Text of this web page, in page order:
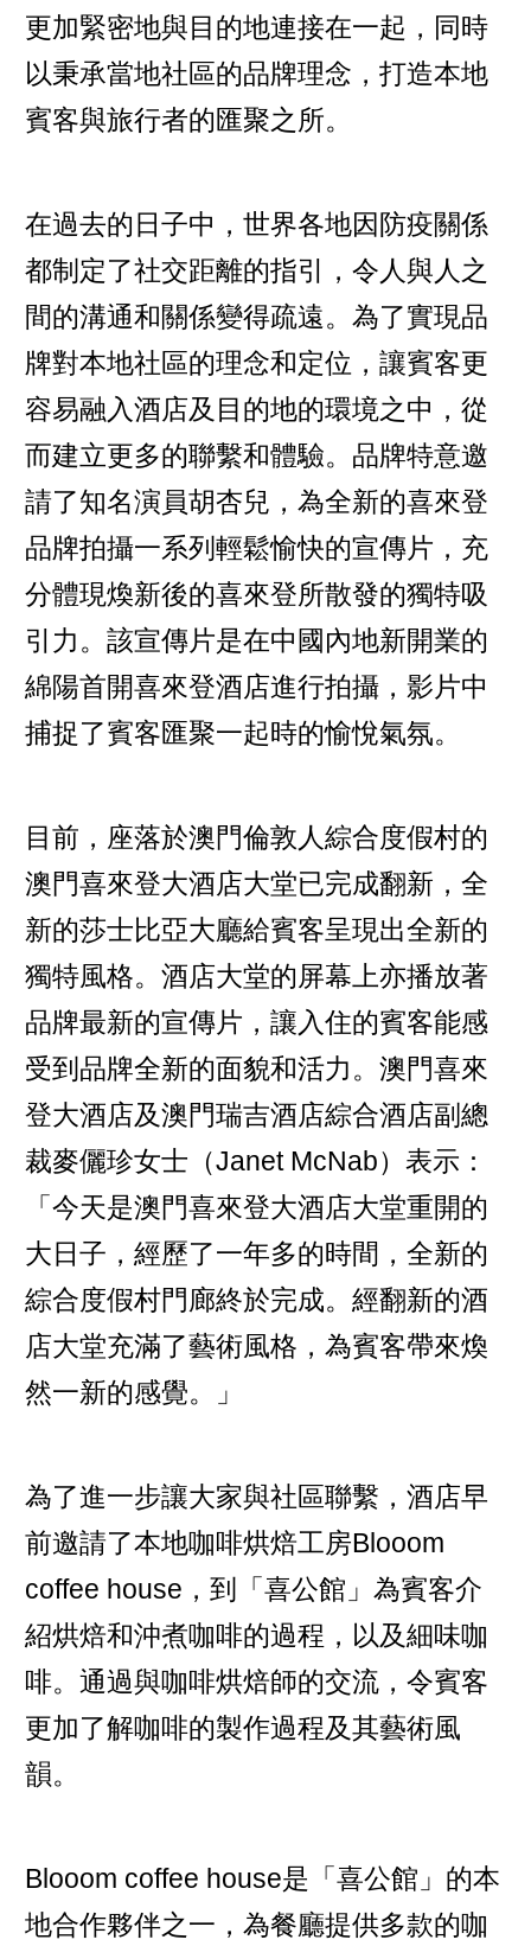
更加緊密地與目的地連接在一起，同時
以秉承當地社區的品牌理念，打造本地
賓客與旅行者的匯聚之所。
在過去的日子中，世界各地因防疫關係
都制定了社交距離的指引，令人與人之
間的溝通和關係變得疏遠。為了實現品
牌對本地社區的理念和定位，讓賓客更
容易融入酒店及目的地的環境之中，從
而建立更多的聯繫和體驗。品牌特意邀
請了知名演員胡杏兒，為全新的喜來登
品牌拍攝一系列輕鬆愉快的宣傳片，充
分體現煥新後的喜來登所散發的獨特吸
引力。該宣傳片是在中國內地新開業的
綿陽首開喜來登酒店進行拍攝，影片中
捕捉了賓客匯聚一起時的愉悅氣氛。
目前，座落於澳門倫敦人綜合度假村的
澳門喜來登大酒店大堂已完成翻新，全
新的莎士比亞大廳給賓客呈現出全新的
獨特風格。酒店大堂的屏幕上亦播放著
品牌最新的宣傳片，讓入住的賓客能感
受到品牌全新的面貌和活力。澳門喜來
登大酒店及澳門瑞吉酒店綜合酒店副總
裁麥儷珍女士（Janet McNab）表示：
「今天是澳門喜來登大酒店大堂重開的
大日子，經歷了一年多的時間，全新的
綜合度假村門廊終於完成。經翻新的酒
店大堂充滿了藝術風格，為賓客帶來煥
然一新的感覺。」
為了進一步讓大家與社區聯繫，酒店早
前邀請了本地咖啡烘焙工房Blooom
coffee house，到「喜公館」為賓客介
紹烘焙和沖煮咖啡的過程，以及細味咖
啡。通過與咖啡烘焙師的交流，令賓客
更加了解咖啡的製作過程及其藝術風
韻。
Blooom coffee house是「喜公館」的本
地合作夥伴之一，為餐廳提供多款的咖